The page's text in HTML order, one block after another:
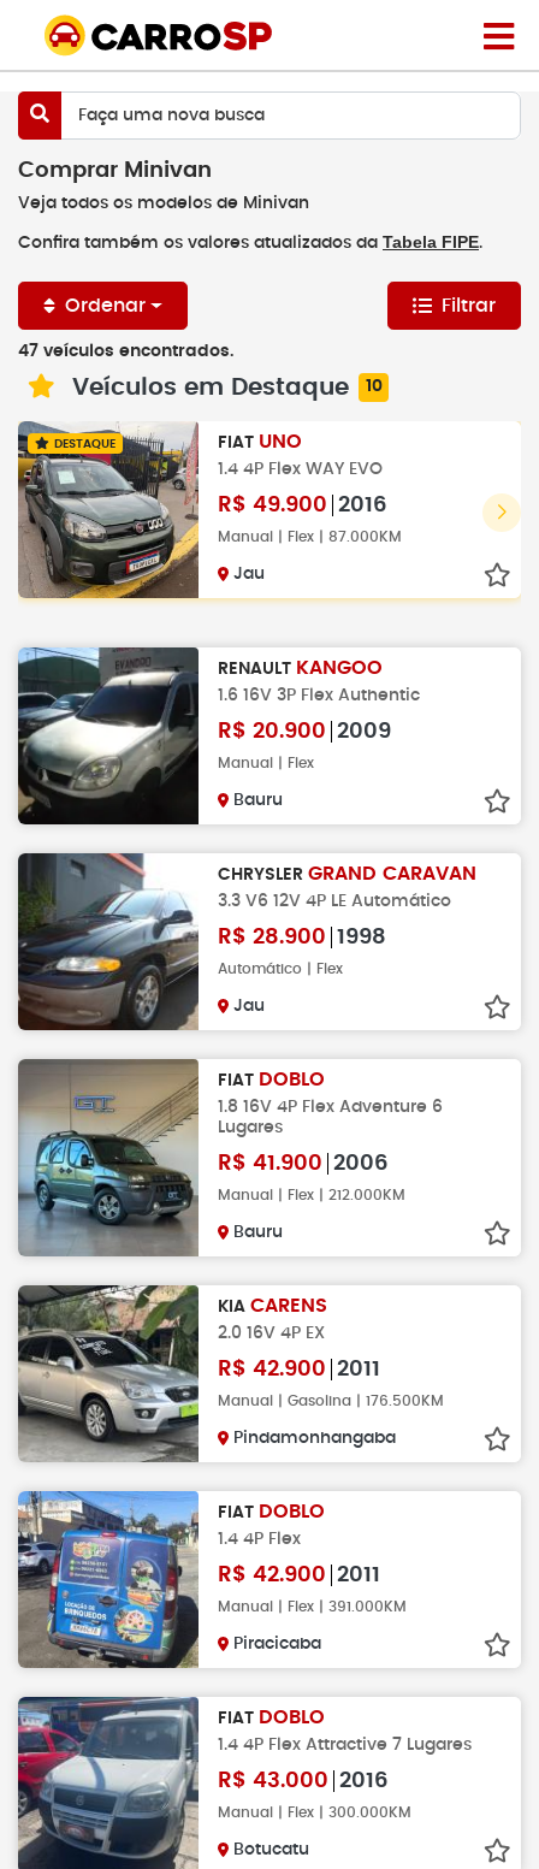
Faça uma nova busca
Comprar Minivan
Veja todos os modelos de Minivan
Confira também os valores atualizados da Tabela FIPE.
Ordenar Filtrar
47 veículos encontrados.
Veículos em Destaque 10
DESTAQUE FIAT UNO
1.4 4P Flex WAY EVO
R$ 49.900 2016
Manual | Flex | 87.000KM
Jau
RENAULT KANGOO
1.6 16V 3P Flex Authentic
R$ 20.900 2009
Manual | Flex
Bauru
CHRYSLER GRAND CARAVAN
3.3 V6 12V 4P LE Automático
R$ 28.900 1998
Automático | Flex
Jau
FIAT DOBLO
1.8 16V 4P Flex Adventure 6
Lugares
R$ 41.900 2006
Manual | Flex | 212.000KM
Bauru
KIA CARENS
2.0 16V 4P EX
R$ 42.900 2011
Manual | Gasolina | 176.500KM
Pindamonhangaba
FIAT DOBLO
1.4 4P Flex
R$ 42.900 2011
Manual | Flex | 391.000KM
Piracicaba
FIAT DOBLO
1.4 4P Flex Attractive 7 Lugares
R$ 43.000 2016
Manual | Flex | 300.000KM
Botucatu